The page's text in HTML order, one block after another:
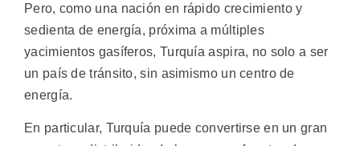
Pero, como una nación en rápido crecimiento y
sedienta de energía, próxima a múltiples
yacimientos gasíferos, Turquía aspira, no solo a ser
un país de tránsito, sin asimismo un centro de
energía.
En particular, Turquía puede convertirse en un gran